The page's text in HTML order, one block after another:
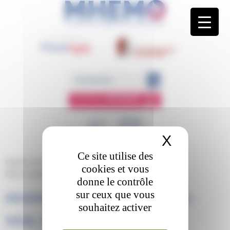
ESPACEMEMBRE
Documentation/Documents à télécharger
Mhemo_plaquette_A4_2022-web_page-0003
MHEMO_PLAQUETTE_A4_2022-
WEB_PAGE-0003
Panneau de gestion des cookies
Ce site utilise des
cookies et vous
donne le contrôle
sur ceux que vous
souhaitez activer
X